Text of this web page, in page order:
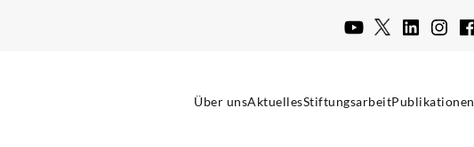
Über unsAktuellesStiftungsarbeitPublikationen